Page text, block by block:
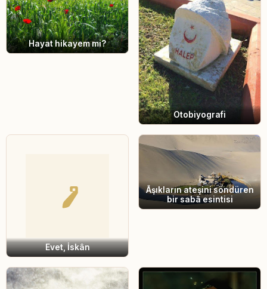
Hayat hikayem mi?
Otobiyografi
Evet, İskân
Âşıkların ateşini söndüren
bir sabâ esintisi